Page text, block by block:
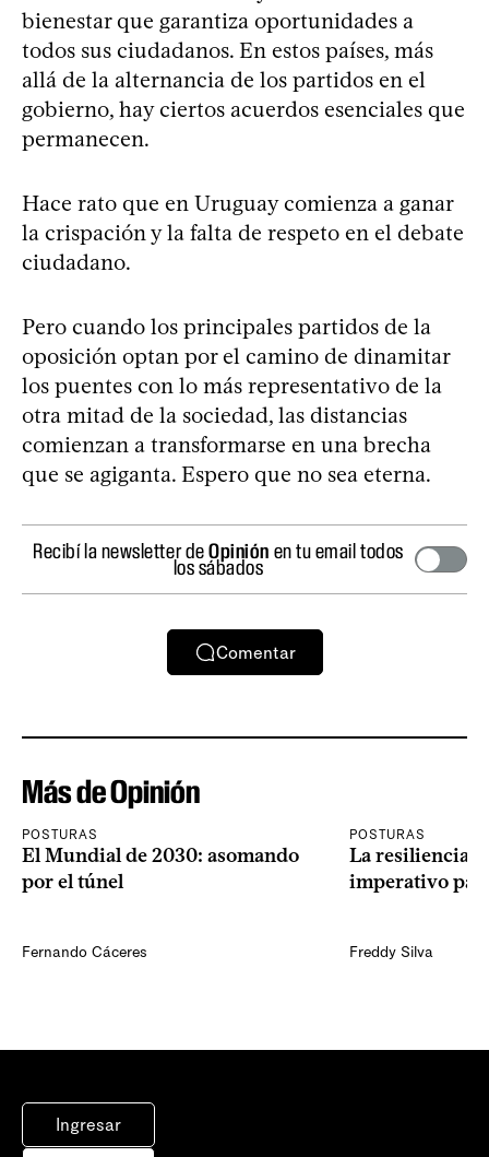
bienestar que garantiza oportunidades a
todos sus ciudadanos. En estos países, más
allá de la alternancia de los partidos en el
gobierno, hay ciertos acuerdos esenciales que
permanecen.
Hace rato que en Uruguay comienza a ganar
la crispación y la falta de respeto en el debate
ciudadano.
Pero cuando los principales partidos de la
oposición optan por el camino de dinamitar
los puentes con lo más representativo de la
otra mitad de la sociedad, las distancias
comienzan a transformarse en una brecha
que se agiganta. Espero que no sea eterna.
Recibí la newsletter deOpinión en tu email todos
los sábados
Comentar
Más de Opinión
POSTURAS
El Mundial de 2030: asomando
por el túnel
Fernando Cáceres
POSTURAS
La resiliencia
imperativo
Freddy Silva
Ingresar